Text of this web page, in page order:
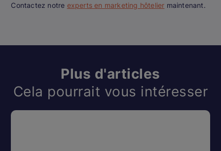
Contactez notre experts en marketing hôtelier maintenant.
Plus d'articles
Cela pourrait vous intéresser